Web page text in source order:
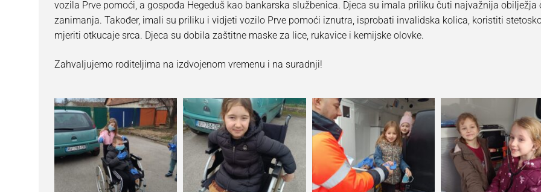
Obavijesti za roditelje
Djeca s posebnim potrebama
Kockići
Razvoj djeteta i odgoj
Zdravlje i prehrana
Erasmus+
Vrtić za bolji život
Super je biti različit
Dokumenti
Javna nabava
Financijska izvješća
Zakonski akti i akti vrtića
Savjetovanje s javnošću
Upisi u DV Vukovar I
Kontakt
vozila Prve pomoći, a gospođa Hegeduš kao bankarska službenica. Djeca su imala priliku čuti najvažnija obilježja
zanimanja. Također, imali su priliku i vidjeti vozilo Prve pomoći iznutra, isprobati invalidska kolica, koristiti
mjeriti otkucaje srca. Djeca su dobila zaštitne maske za lice, rukavice i kemijske olovke.
Zahvaljujemo roditeljima na izdvojenom vremenu i na suradnji!